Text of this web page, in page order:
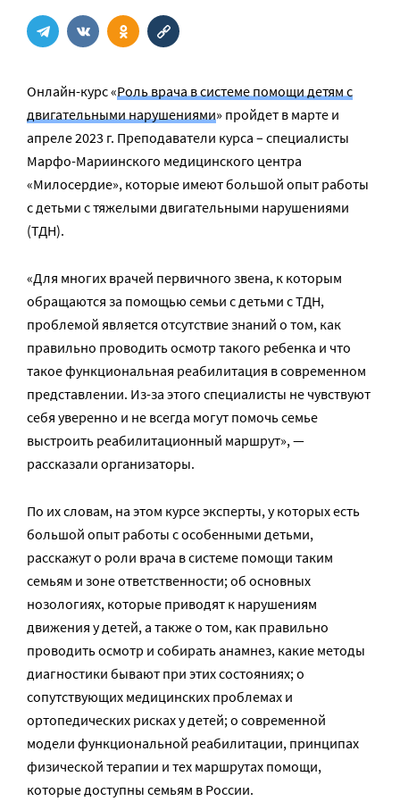
Онлайн-курс «Роль врача в системе помощи детям с
двигательными нарушениями» пройдет в марте и
апреле 2023 г. Преподаватели курса – специалисты
Марфо-Мариинского медицинского центра
«Милосердие», которые имеют большой опыт работы
с детьми с тяжелыми двигательными нарушениями
(ТДН).
«Для многих врачей первичного звена, к которым
обращаются за помощью семьи с детьми c ТДН,
проблемой является отсутствие знаний о том, как
правильно проводить осмотр такого ребенка и что
такое функциональная реабилитация в современном
представлении. Из-за этого специалисты не чувствуют
себя уверенно и не всегда могут помочь семье
выстроить реабилитационный маршрут», —
рассказали организаторы.
По их словам, на этом курсе эксперты, у которых есть
большой опыт работы с особенными детьми,
расскажут о роли врача в системе помощи таким
семьям и зоне ответственности; об основных
нозологиях, которые приводят к нарушениям
движения у детей, а также о том, как правильно
проводить осмотр и собирать анамнез, какие методы
диагностики бывают при этих состояниях; о
сопутствующих медицинских проблемах и
ортопедических рисках у детей; о современной
модели функциональной реабилитации, принципах
физической терапии и тех маршрутах помощи,
которые доступны семьям в России.